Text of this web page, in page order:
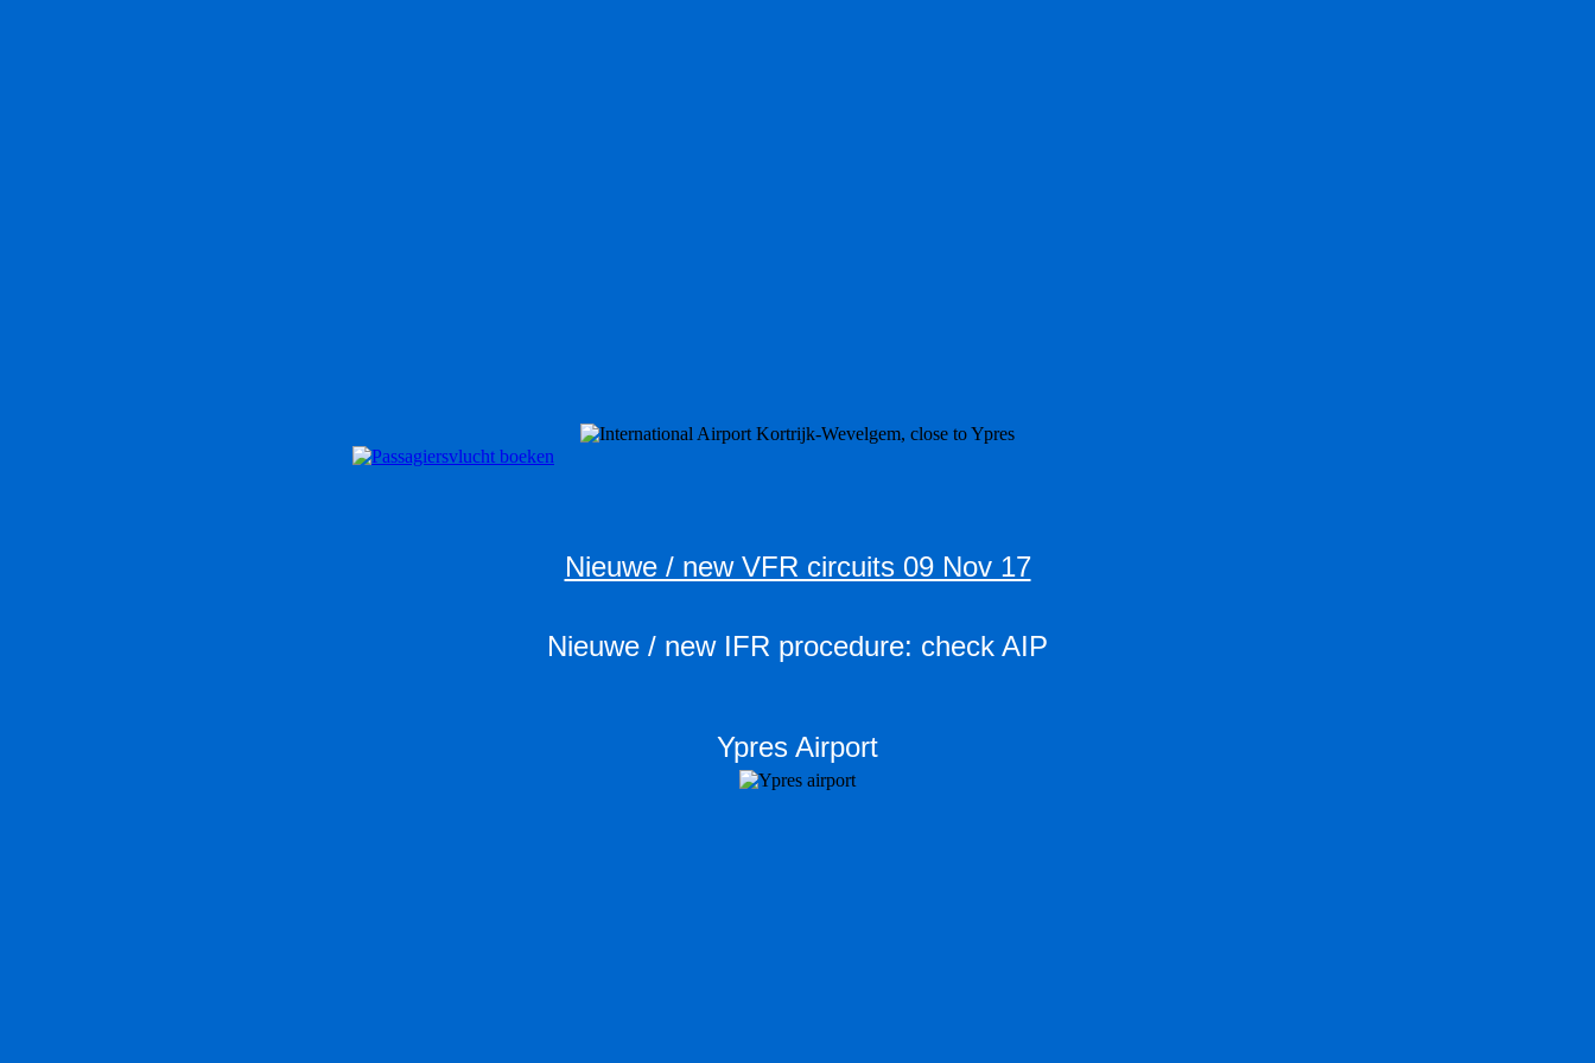
Nieuwe / new VFR circuits 09 Nov 17
Nieuwe / new IFR procedure: check AIP
Ypres Airport